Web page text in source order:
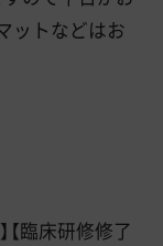
ットなどはお
【臨床研修修了